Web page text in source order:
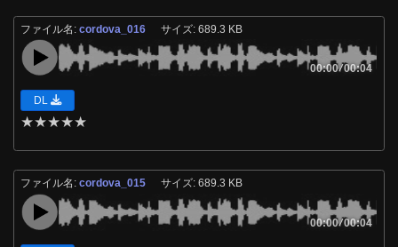
ファイル名:cordova_016 サイズ: 689.3 KB
00:00/00:04
DL
★★★★★
ファイル名:cordova_015 サイズ: 689.3 KB
00:00/00:04